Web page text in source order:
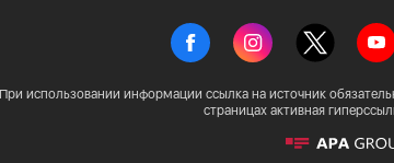
При использовании информации ссылка на источник
страницах активная